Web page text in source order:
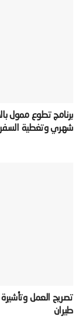
شهري وتغطية السفر‬
طيران‬